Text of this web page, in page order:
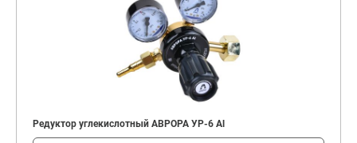
Редуктор углекислотный АВРОРА УР-6 Al